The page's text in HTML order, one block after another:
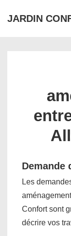
passer
JARDIN
Demande
Les
Confort sont
décrire vos